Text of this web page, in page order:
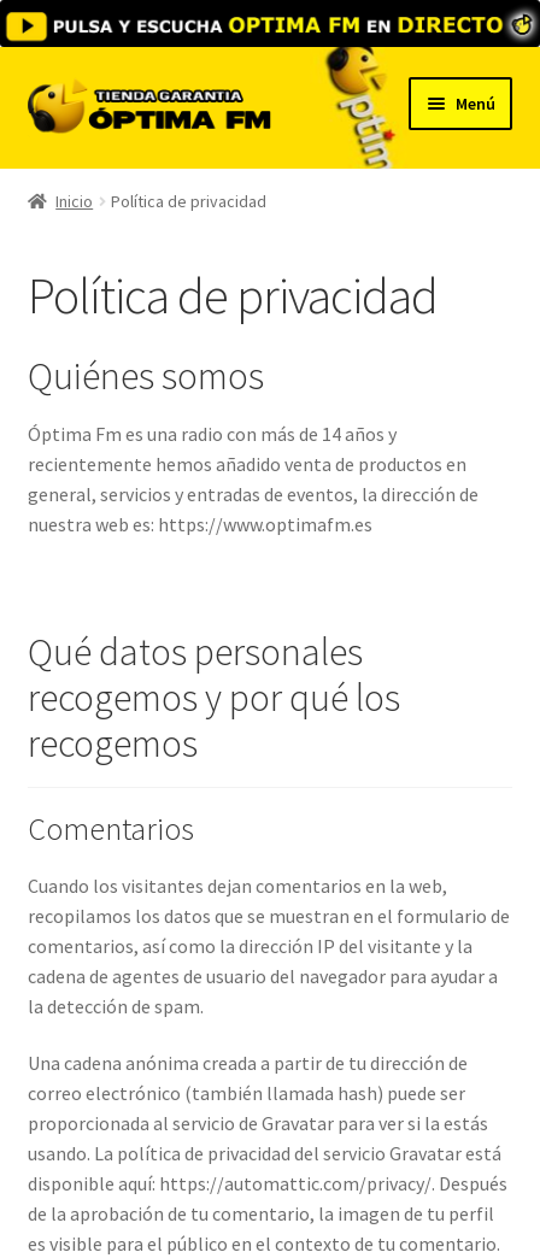
Ir
a
Ir
al
Menú
Inicio
Escúchanos Online
Vende tus entradas con nosotros
Inicio Política de privacidad
Política de privacidad
Quiénes somos
Óptima Fm es una radio con más de 14 años y
recientemente hemos añadido venta de productos en
general, servicios y entradas de eventos, la dirección de
nuestra web es: https://www.optimafm.es
Qué datos personales
recogemos y por qué los
recogemos
Comentarios
Cuando los visitantes dejan comentarios en la web,
recopilamos los datos que se muestran en el formulario de
comentarios, así como la dirección IP del visitante y la
cadena de agentes de usuario del navegador para ayudar a
la detección de spam.
Una cadena anónima creada a partir de tu dirección de
correo electrónico (también llamada hash) puede ser
proporcionada al servicio de Gravatar para ver si la estás
usando. La política de privacidad del servicio Gravatar está
disponible aquí: https://automattic.com/privacy/. Después
de la aprobación de tu comentario, la imagen de tu perfil
es visible para el público en el contexto de tu comentario.